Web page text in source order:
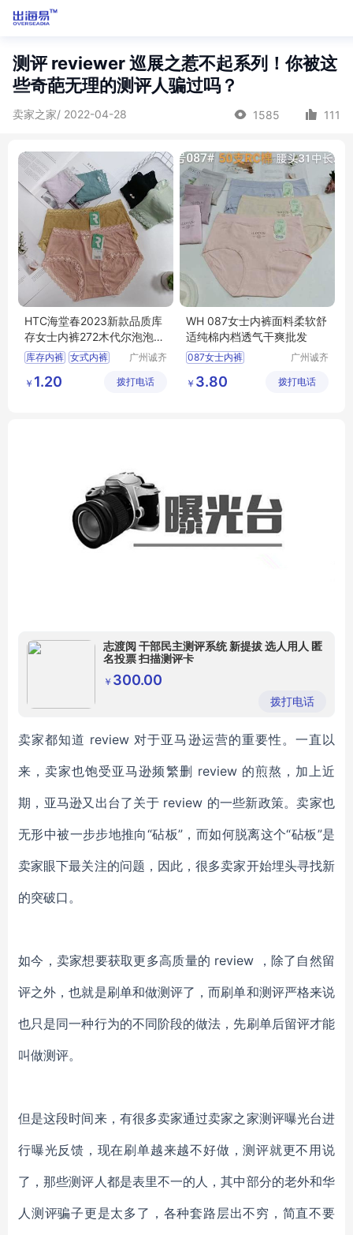
测评 reviewer 巡展之惹不起系列！你被这
些奇葩无理的测评人骗过吗？
卖家之家/ 2022-04-28 1585 111
HTC海堂春2023新款品质库
存女士内裤272木代尔泡泡棉
尾货女式内裤
库存内裤 女式内裤
尾货女内裤
广州诚齐
公司
￥ 1.20 拨打电话
WH 087女士内裤面料柔软舒
适纯棉内档透气干爽批发
087女士内裤
广州诚齐
公司
￥ 3.80 拨打电话
志渡阅 干部民主测评系统 新提拔 选人用人 匿
名投票 扫描测评卡
￥ 300.00
拨打电话
卖家都知道 review 对于亚马逊运营的重要性。一直以
来，卖家也饱受亚马逊频繁删 review 的煎熬，加上近
期，亚马逊又出台了关于 review 的一些新政策。卖家也
无形中被一步步地推向“砧板”，而如何脱离这个“砧板”是
卖家眼下最关注的问题，因此，很多卖家开始埋头寻找新
的突破口。
如今，卖家想要获取更多高质量的 review ，除了自然留
评之外，也就是刷单和做测评了，而刷单和测评严格来说
也只是同一种行为的不同阶段的做法，先刷单后留评才能
叫做测评。
但是这段时间来，有很多卖家通过卖家之家测评曝光台进
行曝光反馈，现在刷单越来越不好做，测评就更不用说
了，那些测评人都是表里不一的人，其中部分的老外和华
人测评骗子更是太多了，各种套路层出不穷，简直不要